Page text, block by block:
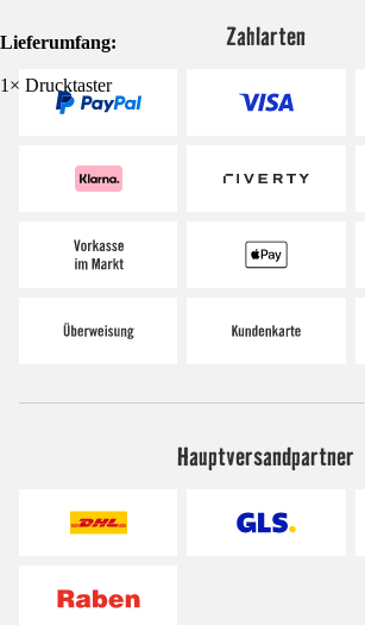
Lieferumfang:
1× Drucktaster
Zahlarten
Hauptversandpartner